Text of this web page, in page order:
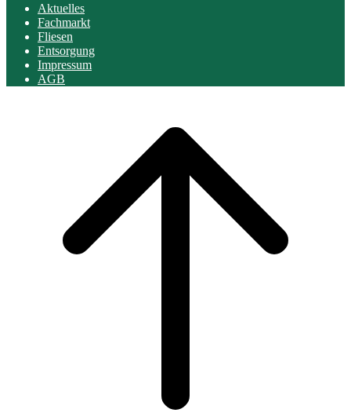
Aktuelles
Fachmarkt
Fliesen
Entsorgung
Impressum
AGB